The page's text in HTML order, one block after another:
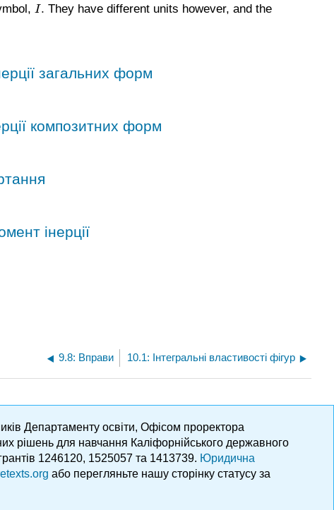
I.
I.
They have different units however, and the
загальних форм
композитних форм
інерції
9.8: Вправи 10.1: Інтегральні властивості фігур
Департаменту освіти, Офісом проректора
рішень для навчання Каліфорнійського державного
1246120, 1525057 та 1413739. Юридична
або перегляньте нашу сторінку статусу за